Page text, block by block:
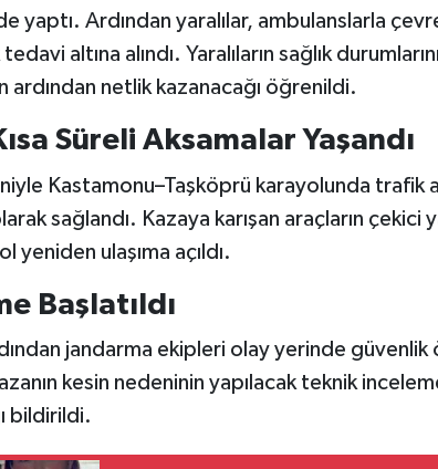
yaptı. Ardından yaralılar, ambulanslarla
tedavi altına alındı. Yaralıların sağlık
ardından netlik kazanacağı öğrenildi.
Süreli Aksamalar Yaşandı
Kastamonu–Taşköprü karayolunda trafik
sağlandı. Kazaya karışan araçların çekici
yeniden ulaşıma açıldı.
Başlatıldı
jandarma ekipleri olay yerinde
kesin nedeninin yapılacak teknik
bildirildi.